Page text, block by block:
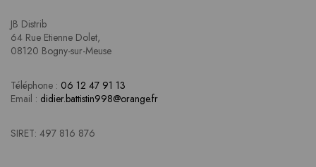
JB Distrib
64 Rue Etienne Dolet,
08120 Bogny-sur-Meuse
Téléphone : 06 12 47 91 13
Email : didier.battistin998@orange.fr
SIRET: 497 816 876